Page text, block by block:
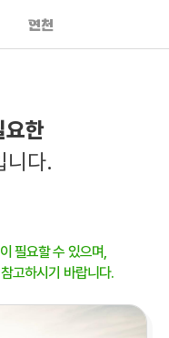
연천
요한
니다.
필요할 수 있으며,
고하시기 바랍니다.